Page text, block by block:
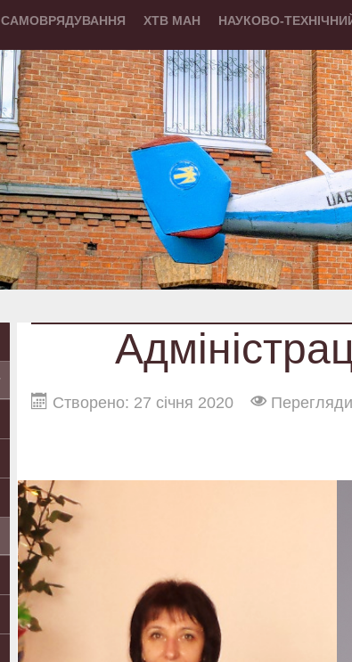
САМОВРЯДУВАННЯ ХТВ МАН НАУКОВО-
Створено: 27 січня 2020